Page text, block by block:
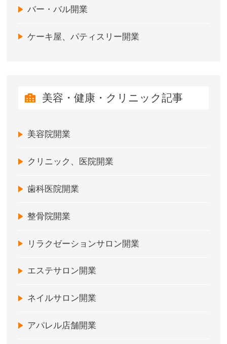
バー・バル開業
ケーキ屋、パティスリー開業
美容・健康・クリニック記事
美容院開業
クリニック、医院開業
歯科医院開業
整骨院開業
リラクゼーションサロン開業
エステサロン開業
ネイルサロン開業
アパレル店舗開業